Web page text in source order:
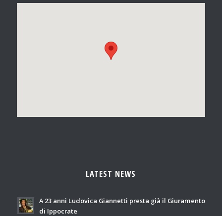
LATEST NEWS
A 23 anni Ludovica Giannetti presta già il Giuramento
di Ippocrate